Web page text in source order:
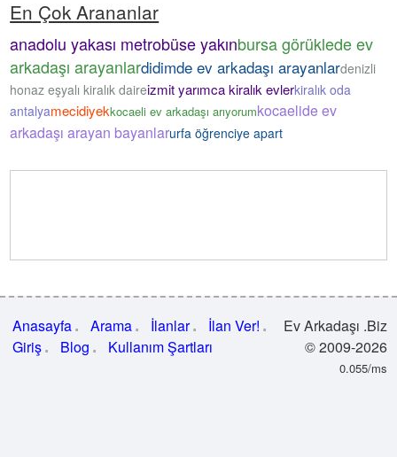
En Çok Arananlar
anadolu yakası metrobüse yakınbursa görüklede ev
arkadaşı arayanlardidimde ev arkadaşı arayanlardenizli
honaz eşyalı kiralık daireizmit yarımca kiralık evlerkiralık oda
antalyamecidiyekkocaeli ev arkadaşı arıyorumkocaelide ev
arkadaşı arayan bayanlarurfa öğrenciye apart
Anasayfa Arama İlanlar
İlan Ver!
Giriş
Blog Kullanım Şartları
Ev Arkadaşı .Biz
© 2009-2026
0.055/ms